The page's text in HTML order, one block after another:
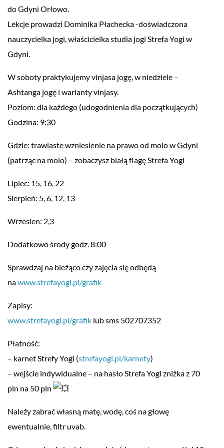
do Gdyni Orłowo.
Lekcje prowadzi Dominika Płachecka -doświadczona
nauczycielka jogi, właścicielka studia jogi Strefa Yogi w
Gdyni.
W soboty praktykujemy vinjasa jogę, w niedziele –
Ashtanga jogę i warianty vinjasy.
Poziom: dla każdego (udogodnienia dla początkujących)
Godzina: 9:30
Gdzie: trawiaste wzniesienie na prawo od molo w Gdyni
(patrząc na molo) – zobaczysz białą flagę Strefa Yogi
Lipiec: 15, 16, 22
Sierpień: 5, 6, 12, 13
Wrzesien: 2,3
Dodatkowo środy godz. 8:00
Sprawdzaj na bieżąco czy zajęcia się odbędą
nawww.strefayogi.pl/grafik
Zapisy:
www.strefayogi.pl/grafik lub sms 502707352
Płatność:
– karnet Strefy Yogi (strefayogi.pl/karnety)
– wejście indywidualne – na hasło Strefa Yogi zniżka z 70
pln na 50 pln
Należy zabrać własną matę, wodę, coś na głowę
ewentualnie, filtr uvab.